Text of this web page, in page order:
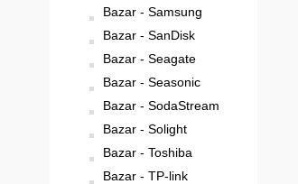
Bazar - Samsung
Bazar - SanDisk
Bazar - Seagate
Bazar - Seasonic
Bazar - SodaStream
Bazar - Solight
Bazar - Toshiba
Bazar - TP-link